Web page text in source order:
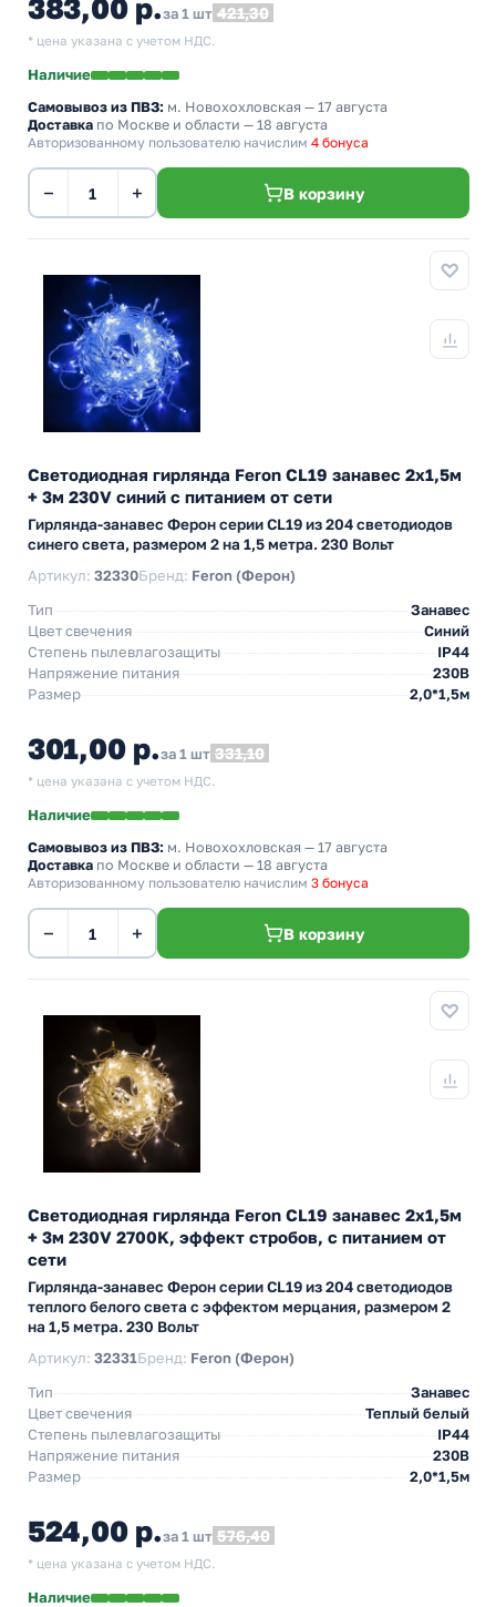
383,00 р.за 1 шт 421,30
* цена указана с учетом НДС.
Наличие
Самовывоз из ПВЗ: м. Новохохловская — 17 августа
Доставка по Москве и области — 18 августа
Авторизованному пользователю начислим 4 бонуса
− + В корзину
Светодиодная гирлянда Feron CL19 занавес 2x1,5м
+ 3м 230V синий c питанием от сети
Гирлянда-занавес Ферон серии CL19 из 204 светодиодов
синего света, размером 2 на 1,5 метра. 230 Вольт
Артикул: 32330Бренд: Feron (Ферон)
Тип
Занавес
Цвет свечения
Синий
Степень пылевлагозащиты
IP44
Напряжение питания
230В
Размер
2,0*1,5м
301,00 р.за 1 шт 331,10
* цена указана с учетом НДС.
Наличие
Самовывоз из ПВЗ: м. Новохохловская — 17 августа
Доставка по Москве и области — 18 августа
Авторизованному пользователю начислим 3 бонуса
− + В корзину
Светодиодная гирлянда Feron CL19 занавес 2x1,5м
+ 3м 230V 2700K, эффект стробов, c питанием от
сети
Гирлянда-занавес Ферон серии CL19 из 204 светодиодов
теплого белого света с эффектом мерцания, размером 2
на 1,5 метра. 230 Вольт
Артикул: 32331Бренд: Feron (Ферон)
Тип
Занавес
Цвет свечения
Теплый белый
Степень пылевлагозащиты
IP44
Напряжение питания
230В
Размер
2,0*1,5м
524,00 р.за 1 шт 576,40
* цена указана с учетом НДС.
Наличие